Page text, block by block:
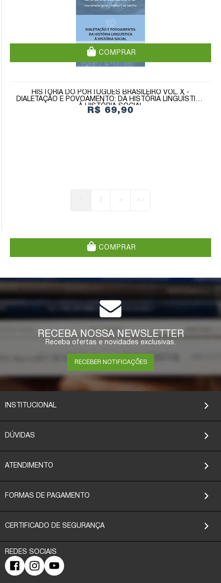
COMPRAR
HISTÓRIA DO PORTUGUÊS BRASILEIRO VOL. X -
DIALETAÇÃO E POVOAMENTO: DA HISTÓRIA LINGUÍSTICA
À HISTÓRIA SOCIAL
R$ 69,90
COMPRAR
2 > >>
RECEBA NOSSA NEWSLETTER
Receba ofertas e novidades exclusivas.
RECEBER NOTIFICAÇÕES
INSTITUCIONAL
DÚVIDAS
ATENDIMENTO
FORMAS DE PAGAMENTO
CERTIFICADO DE SEGURANÇA